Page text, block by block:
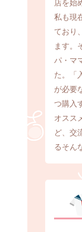
店を始
私も現
ており
ます。
パ・マ
た。「
が必要
つ購入
オスス
ど、交
るそん